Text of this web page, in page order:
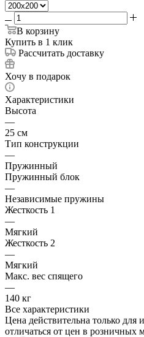
В корзину
Купить в 1 клик
Рассчитать доставку
Хочу в подарок
Характеристики
Высота
—
25 см
Тип конструкции
—
Пружинный
Пружинный блок
—
Независимые пружины
Жесткость 1
—
Мягкий
Жесткость 2
—
Мягкий
Макс. вес спящего
—
140 кг
Все характеристики
Цена действительна только для
отличаться от цен в розничных